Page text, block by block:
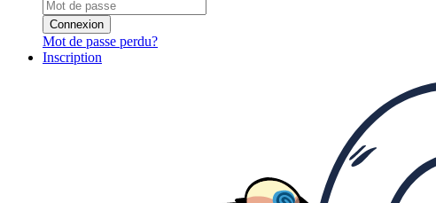
Mot de passe perdu?
Inscription